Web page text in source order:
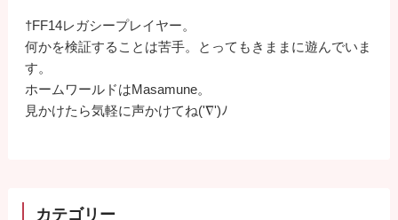
†FF14レガシープレイヤー。
何かを検証することは苦手。とってもきままに遊んでいま
す。
ホームワールドはMasamune。
見かけたら気軽に声かけてね('∇')ﾉ
カテゴリー